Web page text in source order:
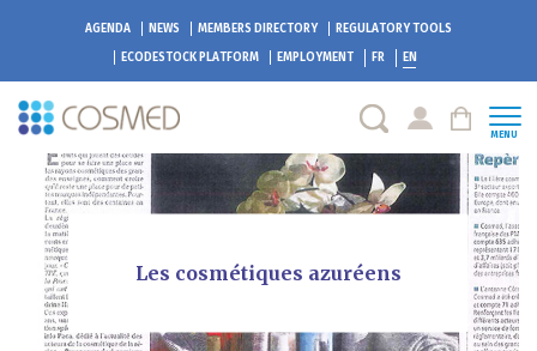
AGENDA NEWS MEMBERS DIRECTORY
REGULATORY TOOLS
ECODESTOCK PLATFORM EMPLOYMENT FR EN
MENU
Les cosmétiques azuréens